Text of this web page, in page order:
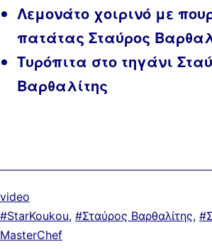
Λεμονάτο χοιρινό με
πατάτας Σταύρος
Τυρόπιτα στο τηγάνι
Βαρθαλίτης
Κατηγοριοποιημένα
ως
video
Με
ετικέτα:
StarKoukou, Σταύρος Βαρθαλίτης,
MasterChef